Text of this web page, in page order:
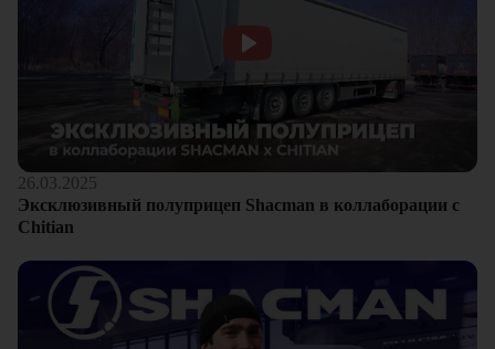
26.03.2025
Эксклюзивный полуприцеп Shacman в коллаборации с
Chitian